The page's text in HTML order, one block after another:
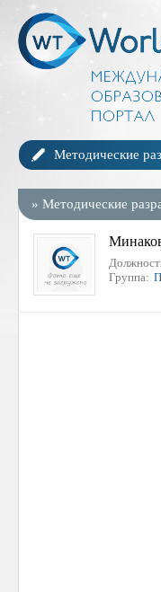
Методические
» Методические
Группа: